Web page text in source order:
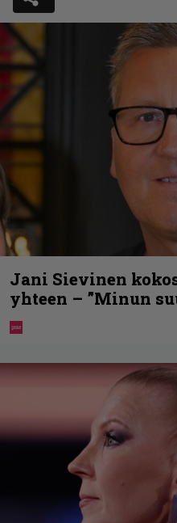
Jani Sievinen
yhteen – ”Minun